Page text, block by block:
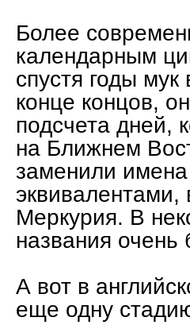
Более
календарным
спустя годы
конце концов,
подсчета дней,
на Ближнем
заменили
эквивалентами,
Меркурия. В
названия очень
А вот в
еще одну